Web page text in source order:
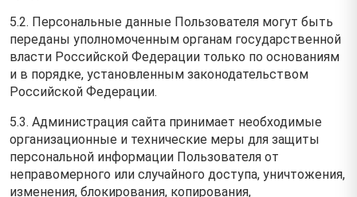
5.2. Персональные данные Пользователя могут быть
переданы уполномоченным органам государственной
власти Российской Федерации только по основаниям
и в порядке, установленным законодательством
Российской Федерации.
5.3. Администрация сайта принимает необходимые
организационные и технические меры для защиты
персональной информации Пользователя от
неправомерного или случайного доступа, уничтожения,
изменения, блокирования, копирования,